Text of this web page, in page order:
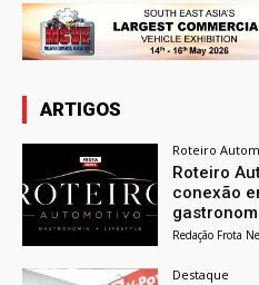
ARTIGOS
Roteiro
Roteiro
conexão
Redação Frota
Destaque